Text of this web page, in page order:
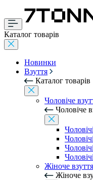
Каталог товарів
Новинки
Взуття
Каталог товарів
Чоловіче
Чоловіче
Жіноче взуття
Жіноче